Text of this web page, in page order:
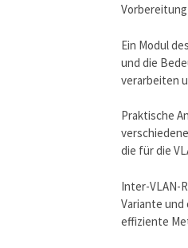
Ein Modul
und die
verarbeiten
Praktische
die für die
Inter-VLAN-
Variante und
effiziente